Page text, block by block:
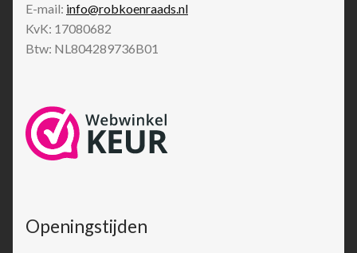
E-mail: info@robkoenraads.nl
KvK: 17080682
Btw: NL804289736B01
Openingstijden